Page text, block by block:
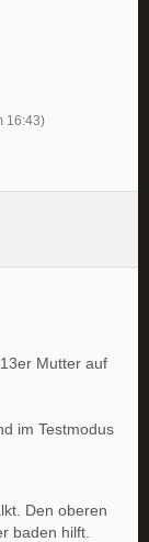
16:43)
Mutter auf
im Testmodus
Den oberen
baden hilft.